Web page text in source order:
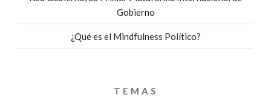
Gobierno
¿Qué es el Mindfulness Político?
TEMAS